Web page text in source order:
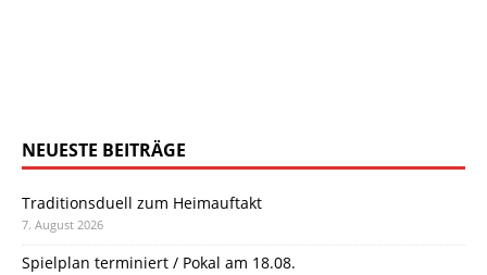
NEUESTE BEITRÄGE
Traditionsduell zum Heimauftakt
7. August 2026
Spielplan terminiert / Pokal am 18.08.